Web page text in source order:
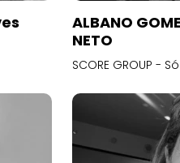
ALBANO
NETO
SCORE GROUP -